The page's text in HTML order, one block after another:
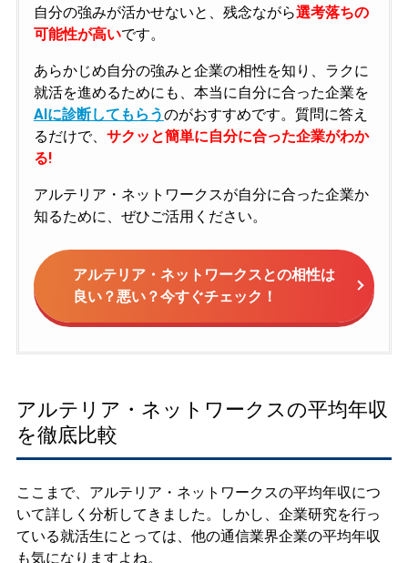
自分の強みが活かせないと、残念ながら選考落ちの
可能性が高いです。
あらかじめ自分の強みと企業の相性を知り、ラクに
就活を進めるためにも、本当に自分に合った企業を
AIに診断してもらうのがおすすめです。質問に答え
るだけで、 サクッと簡単に自分に合った企業がわか
る!
アルテリア・ネットワークスが自分に合った企業か
知るために、ぜひご活用ください。
アルテリア・ネットワークスとの相性は
良い？悪い？今すぐチェック！
アルテリア・ネットワークスの平均年収
を徹底比較
ここまで、アルテリア・ネットワークスの平均年収につ
いて詳しく分析してきました。しかし、企業研究を行っ
ている就活生にとっては、他の通信業界企業の平均年収
も気になりますよね。